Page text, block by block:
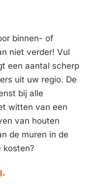
binnen- of
niet verder! Vul
een aantal scherp
uit uw regio. De
bij alle
witten van een
van houten
de muren in de
kosten?